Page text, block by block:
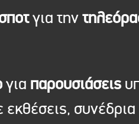
για την
για παρουσιάσεις
συνέδρια